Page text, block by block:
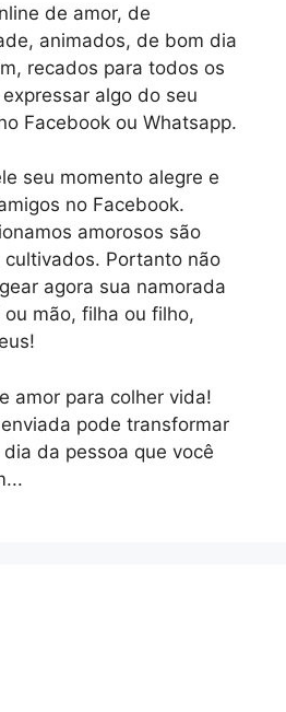
de amor, de
animados, de bom dia
recados para todos os
algo do seu
Facebook ou Whatsapp.
seu momento alegre e
no Facebook.
amorosos são
Portanto não
agora sua namorada
mão, filha ou filho,
amor para colher vida!
pode transformar
da pessoa que você